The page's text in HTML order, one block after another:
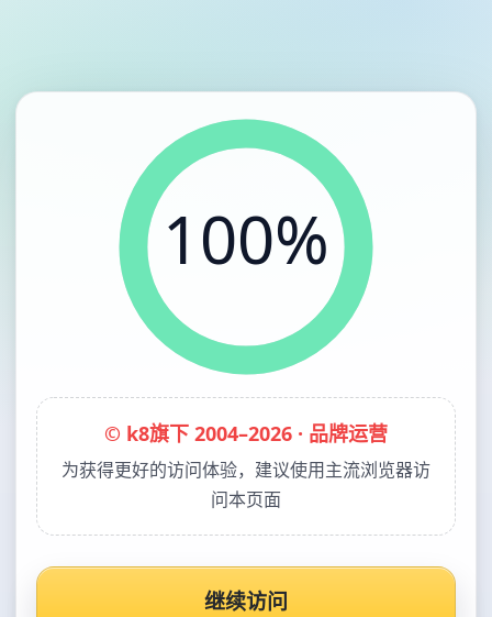
100%
© k8旗下 2004–2026 · 品牌运营
为获得更好的访问体验，建议使用主流浏览器访
问本页面
继续访问